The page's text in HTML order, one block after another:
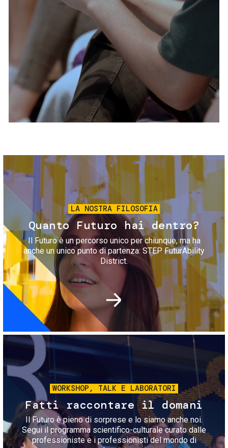
Servizi e accessibilità
Biglietti
Immagine
LA NOSTRA FILOSOFIA
Quanto Futuro hai dentro?
Il Futuro è un percorso unico per chiunque, ma ha
anche un unico punto di partenza: STEP FuturAbility
District.
Immagine
WORKSHOP, TALK E LABORATORI
Fatti raccontare il domani
Il Futuro è pieno di sorprese e lo siamo anche noi.
Segui il programma scientifico-culturale curato dalle
professioniste e i professionisti del mondo di